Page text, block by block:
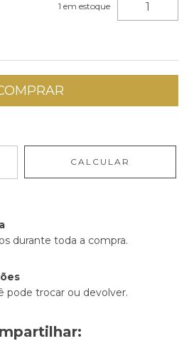
1 em estoque
CALCULAR
durante toda a compra.
pode trocar ou devolver.